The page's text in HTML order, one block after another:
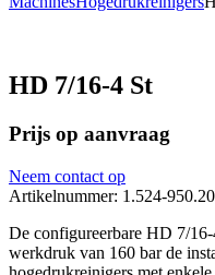
HD 7/16-4 St
Prijs op aanvraag
Neem contact op
Artikelnummer: 1.524-
De configureerbare HD 7/
werkdruk van 160 bar de